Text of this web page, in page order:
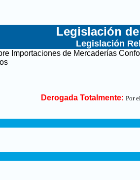
Legislación
Legislación
Importaciones de Mercaderías
Derogada Totalmente: Por